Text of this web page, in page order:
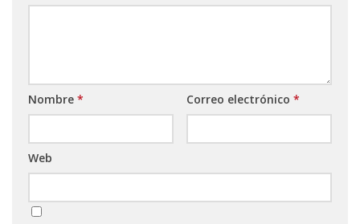
Nombre * Correo electrónico *
Web